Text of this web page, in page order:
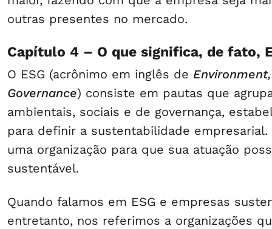
outras presentes no mercado.
Capítulo 4 – O que significa, de fato,
O ESG (acrônimo em inglês de
Governance) consiste em pautas que
ambientais, sociais e de governança,
para definir a sustentabilidade empresarial.
uma organização para que sua atuação
sustentável.
Quando falamos em ESG e empresas
entretanto, nos referimos a organizações